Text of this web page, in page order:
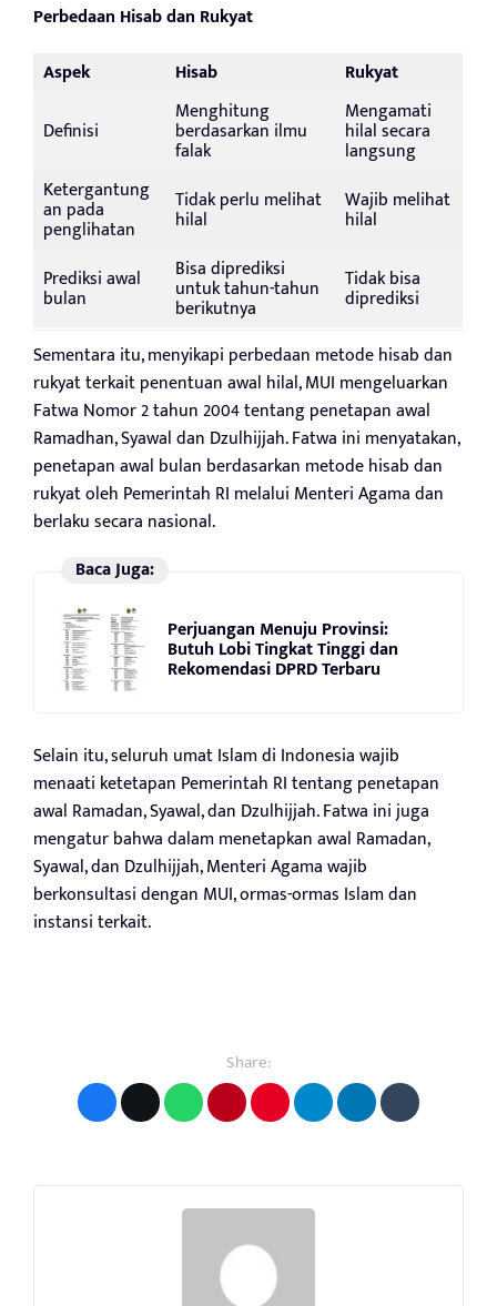
Perbedaan Hisab dan Rukyat
Aspek
Hisab
Rukyat
Definisi
Menghitung
berdasarkan ilmu
falak
Mengamati
hilal secara
langsung
Ketergantung
an pada
penglihatan
Tidak perlu melihat
hilal
Wajib melihat
hilal
Prediksi awal
bulan
Bisa diprediksi
untuk tahun-tahun
berikutnya
Tidak bisa
diprediksi
Sementara itu, menyikapi perbedaan metode hisab dan
rukyat terkait penentuan awal hilal, MUI mengeluarkan
Fatwa Nomor 2 tahun 2004 tentang penetapan awal
Ramadhan, Syawal dan Dzulhijjah. Fatwa ini menyatakan,
penetapan awal bulan berdasarkan metode hisab dan
rukyat oleh Pemerintah RI melalui Menteri Agama dan
berlaku secara nasional.
Baca Juga:
Perjuangan Menuju Provinsi:
Butuh Lobi Tingkat Tinggi dan
Rekomendasi DPRD Terbaru
Selain itu, seluruh umat Islam di Indonesia wajib
menaati ketetapan Pemerintah RI tentang penetapan
awal Ramadan, Syawal, dan Dzulhijjah. Fatwa ini juga
mengatur bahwa dalam menetapkan awal Ramadan,
Syawal, dan Dzulhijjah, Menteri Agama wajib
berkonsultasi dengan MUI, ormas-ormas Islam dan
instansi terkait.
Share: